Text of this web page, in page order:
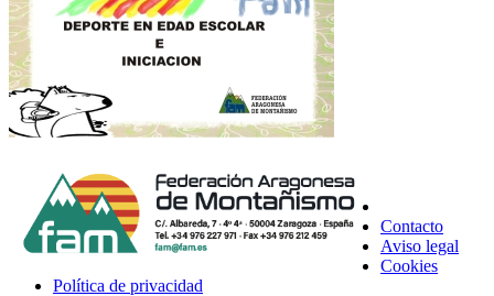
Contacto
Aviso legal
Cookies
Política de privacidad